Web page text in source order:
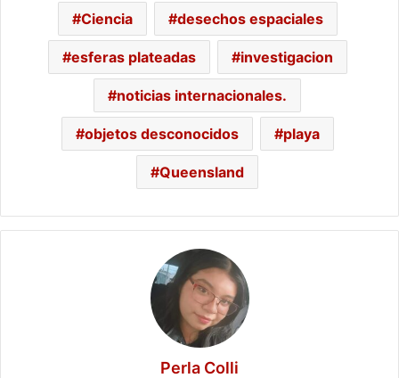
Ciencia desechos espaciales
esferas plateadas investigacion
noticias internacionales.
objetos desconocidos playa
Queensland
Perla Colli